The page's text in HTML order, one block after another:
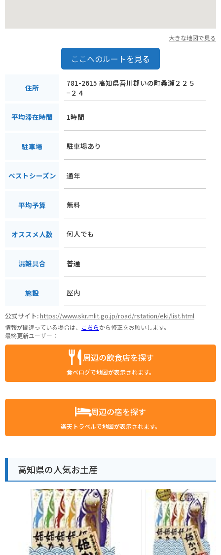
大きな地図で見る
ここへのルートを見る
住所
781-2615 高知県吾川郡いの町桑瀬２２５
−２４
平均滞在時間 1時間
駐車場 駐車場あり
ベストシーズン 通年
平均予算 無料
オススメ人数 何人でも
混雑具合 普通
施設 屋内
公式サイト:https://www.skr.mlit.go.jp/road/rstation/eki/list.html
情報が間違っている場合は、 こちらから修正をお願いします。
最終更新ユーザー：
周辺の飲食店を探す
食べログで地図が表示されます。
周辺の宿を探す
楽天トラベルで地図が表示されます。
高知県の人気お土産